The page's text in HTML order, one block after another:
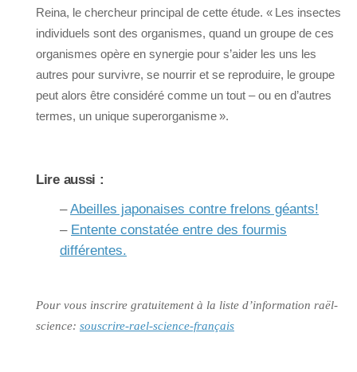
Reina, le chercheur principal de cette étude. « Les insectes
individuels sont des organismes, quand un groupe de ces
organismes opère en synergie pour s’aider les uns les
autres pour survivre, se nourrir et se reproduire, le groupe
peut alors être considéré comme un tout – ou en d’autres
termes, un unique superorganisme ».
Lire aussi :
–Abeilles japonaises contre frelons géants!
– Entente constatée entre des fourmis
différentes.
Pour vous inscrire gratuitement à la liste d’information raël-
science: souscrire-rael-science-français